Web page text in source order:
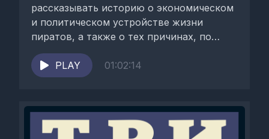
рассказывать историю о экономическом
и политическом устройстве жизни
пиратов, а также о тех причинах, по
которым люди шли «на...
PLAY
01:02:14